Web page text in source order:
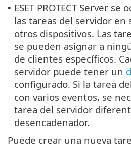
• ESET PROTECT Server
las tareas del servidor en
otros dispositivos. Las
se pueden asignar a
de clientes específicos.
servidor puede tener un
configurado. Si la tarea
con varios eventos, se
tarea del servidor
desencadenador.
Puede crear una nueva